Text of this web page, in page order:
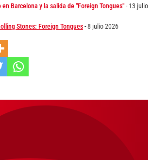
Barcelona y la salida de "Foreign Tongues"- 13 julio
Stones: Foreign Tongues- 8 julio 2026